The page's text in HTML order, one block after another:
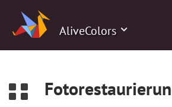
AliveColors